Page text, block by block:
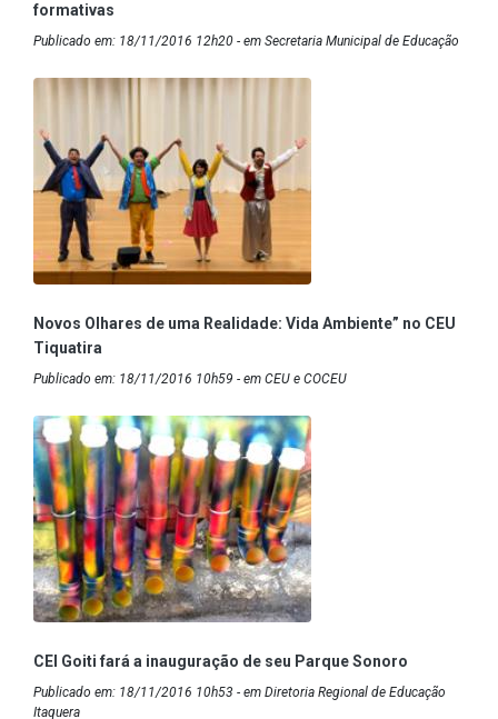
formativas
Publicado em: 18/11/2016 12h20 - em Secretaria Municipal de Educação
Novos Olhares de uma Realidade: Vida Ambiente” no CEU
Tiquatira
Publicado em: 18/11/2016 10h59 - em CEU e COCEU
CEI Goiti fará a inauguração de seu Parque Sonoro
Publicado em: 18/11/2016 10h53 - em Diretoria Regional de Educação
Itaquera